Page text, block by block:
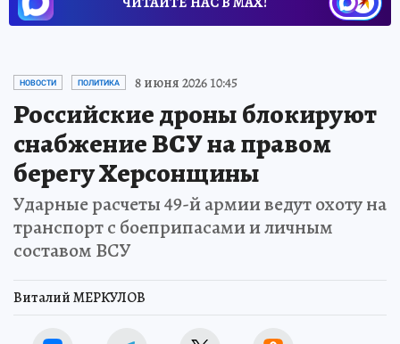
НОВОСТИ ПОЛИТИКА 8 июня 2026 10:45
Российские дроны блокируют
снабжение ВСУ на правом
берегу Херсонщины
Ударные расчеты 49-й армии ведут охоту на
транспорт с боеприпасами и личным
составом ВСУ
Виталий МЕРКУЛОВ